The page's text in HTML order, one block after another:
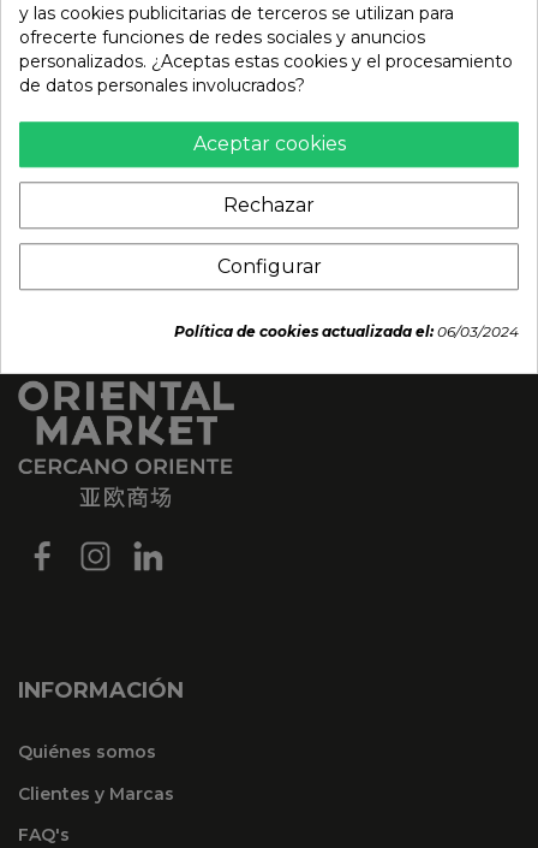
Bosque (MOTIKO) 880g
(44gx20ud)
35,19 €
(CONGELADO) 550g
7,95 €
INFORMACIÓN
Quiénes somos
Clientes y Marcas
FAQ's
y las cookies publicitarias de terceros se utilizan para
ofrecerte funciones de redes sociales y anuncios
personalizados. ¿Aceptas estas cookies y el procesamiento
de datos personales involucrados?
Aceptar cookies
Rechazar
Configurar
Política de cookies actualizada el:06/03/2024